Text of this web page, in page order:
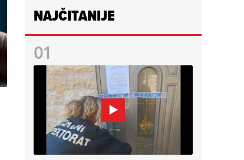
NAJČITANIJE